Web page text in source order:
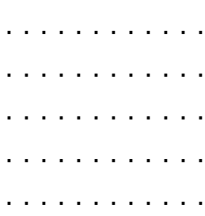
. . . . . . . . . .
. . . . . . . . . .
. . . . . . . . . .
. . . . . . . . . .
. . . . . . . . . .